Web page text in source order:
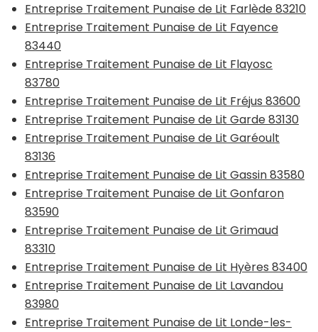
Entreprise Traitement Punaise de Lit Farlède 83210
Entreprise Traitement Punaise de Lit Fayence
83440
Entreprise Traitement Punaise de Lit Flayosc
83780
Entreprise Traitement Punaise de Lit Fréjus 83600
Entreprise Traitement Punaise de Lit Garde 83130
Entreprise Traitement Punaise de Lit Garéoult
83136
Entreprise Traitement Punaise de Lit Gassin 83580
Entreprise Traitement Punaise de Lit Gonfaron
83590
Entreprise Traitement Punaise de Lit Grimaud
83310
Entreprise Traitement Punaise de Lit Hyères 83400
Entreprise Traitement Punaise de Lit Lavandou
83980
Entreprise Traitement Punaise de Lit Londe-les-